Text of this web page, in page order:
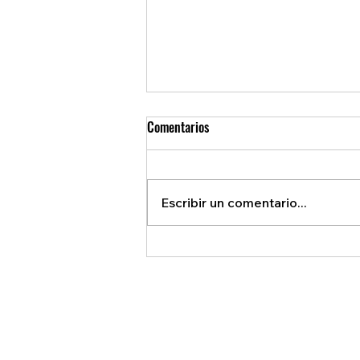
REVELAN ACUERDO SECRETO QUE
Comentarios
Escribir un comentario...